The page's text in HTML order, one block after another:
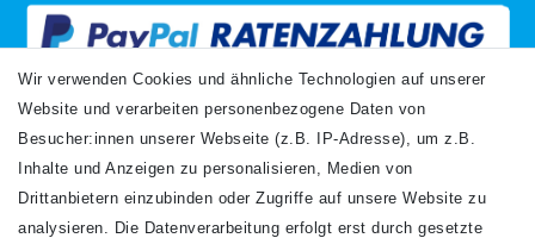
VERSANDARTEN
Wir verwenden Cookies und ähnliche Technologien auf unserer
Website und verarbeiten personenbezogene Daten von
Besucher:innen unserer Webseite (z.B. IP-Adresse), um z.B.
Inhalte und Anzeigen zu personalisieren, Medien von
Drittanbietern einzubinden oder Zugriffe auf unsere Website zu
analysieren. Die Datenverarbeitung erfolgt erst durch gesetzte